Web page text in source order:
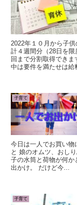
2022年１０月から子
計４週間分（28日を
回まで分割取得でき
中は要件を満たせは給
子育て
今日は一人でお買い物
と 娘のオムツ、おし
子の水筒と荷物が何
出かけ。 だけど今...
子育て